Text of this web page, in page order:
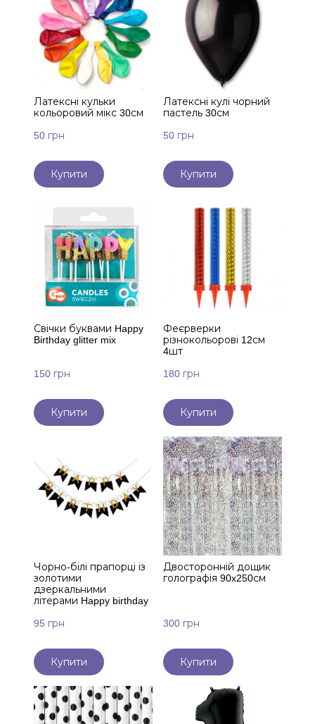
Латексні кульки
кольоровий мікс 30см
50 грн
Купити
Латексні кулі чорний
пастель 30см
50 грн
Купити
Свічки буквами Happy
Birthday glitter mix
150 грн
Купити
Феєрверки
різнокольорові 12см
4шт
180 грн
Купити
Чорно-білі прапорці із
золотими
дзеркальними
літерами Happy birthday
95 грн
Купити
Двосторонній дощик
голографія 90x250см
300 грн
Купити